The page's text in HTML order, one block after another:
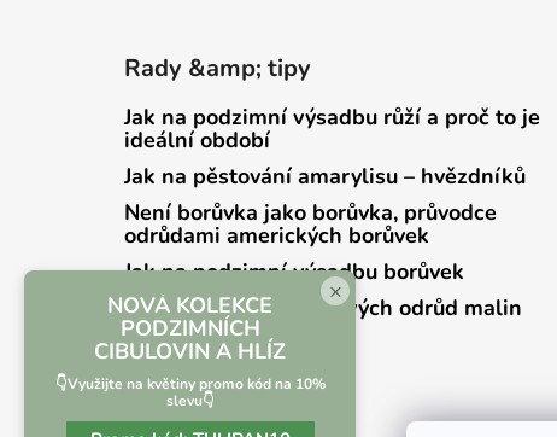
Rady &amp; tipy
Jak na podzimní výsadbu růží a proč to je
ideální období
Jak na pěstování amarylisu – hvězdníků
Není borůvka jako borůvka, průvodce
odrůdami amerických borůvek
Jak na podzimní výsadbu borůvek
Přehled zrání jednotlivých odrůd malin
×
NOVÁ KOLEKCE
PODZIMNÍCH
CIBULOVIN A HLÍZ
👇Využijte na květiny promo kód na 10%
slevu👇